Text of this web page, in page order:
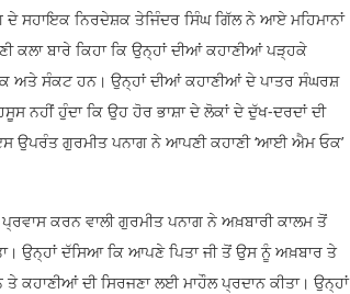
ਦੇ ਸਹਾਇਕ ਨਿਰਦੇਸ਼ਕ ਤੇਜਿੰਦਰ ਸਿੰਘ ਗਿੱਲ ਨੇ ਆਏ ਮਹਿਮਾਨਾਂ
ਕਲਾ ਬਾਰੇ ਕਿਹਾ ਕਿ ਉਨ੍ਹਾਂ ਦੀਆਂ ਕਹਾਣੀਆਂ ਪੜ੍ਹਕੇ
ਅਤੇ ਸੰਕਟ ਹਨ। ਉਨ੍ਹਾਂ ਦੀਆਂ ਕਹਾਣੀਆਂ ਦੇ ਪਾਤਰ ਸੰਘਰਸ਼
ਨਹੀਂ ਹੁੰਦਾ ਕਿ ਉਹ ਹੋਰ ਭਾਸ਼ਾ ਦੇ ਲੋਕਾਂ ਦੇ ਦੁੱਖ-ਦਰਦਾਂ ਦੀ
ਉਪਰੰਤ ਗੁਰਮੀਤ ਪਨਾਗ ਨੇ ਆਪਣੀ ਕਹਾਣੀ ‘ਆਈ ਐਮ ਓਕ’
ਕਰਨ ਵਾਲੀ ਗੁਰਮੀਤ ਪਨਾਗ ਨੇ ਅਖ਼ਬਾਰੀ ਕਾਲਮ ਤੋਂ
ਉਨ੍ਹਾਂ ਦੱਸਿਆ ਕਿ ਆਪਣੇ ਪਿਤਾ ਜੀ ਤੋਂ ਉਸ ਨੂੰ ਅਖ਼ਬਾਰ ਤੇ
ਕਹਾਣੀਆਂ ਦੀ ਸਿਰਜਣਾ ਲਈ ਮਾਹੌਲ ਪ੍ਰਦਾਨ ਕੀਤਾ। ਉਨ੍ਹਾਂ